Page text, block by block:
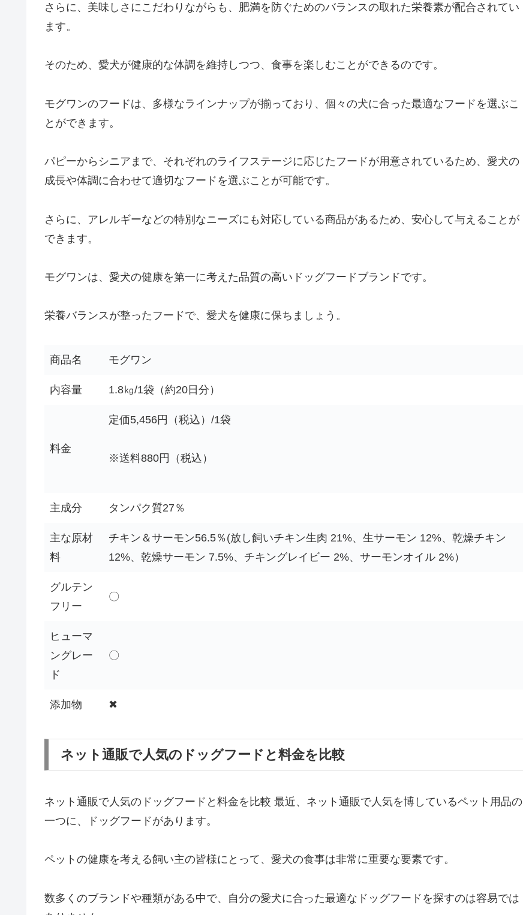
さらに、美味しさにこだわりながらも、肥満を防ぐためのバランスの取れた栄養素が配合されてい
ます。
そのため、愛犬が健康的な体調を維持しつつ、食事を楽しむことができるのです。
モグワンのフードは、多様なラインナップが揃っており、個々の犬に合った最適なフードを選ぶこ
とができます。
パピーからシニアまで、それぞれのライフステージに応じたフードが用意されているため、愛犬の
成長や体調に合わせて適切なフードを選ぶことが可能です。
さらに、アレルギーなどの特別なニーズにも対応している商品があるため、安心して与えることが
できます。
モグワンは、愛犬の健康を第一に考えた品質の高いドッグフードブランドです。
栄養バランスが整ったフードで、愛犬を健康に保ちましょう。
商品名 モグワン
内容量 1.8㎏/1袋（約20日分）
料金
定価5,456円（税込）/1袋
※送料880円（税込）
主成分 タンパク質27％
主な原材
料
チキン＆サーモン56.5％(放し飼いチキン生肉 21%、生サーモン 12%、乾燥チキン
12%、乾燥サーモン 7.5%、チキングレイビー 2%、サーモンオイル 2%）
グルテン
フリー
〇
ヒューマ
ングレー
ド
〇
添加物 ✖
ネット通販で人気のドッグフードと料金を比較
ネット通販で人気のドッグフードと料金を比較 最近、ネット通販で人気を博しているペット用品の
一つに、ドッグフードがあります。
ペットの健康を考える飼い主の皆様にとって、愛犬の食事は非常に重要な要素です。
数多くのブランドや種類がある中で、自分の愛犬に合った最適なドッグフードを探すのは容易では